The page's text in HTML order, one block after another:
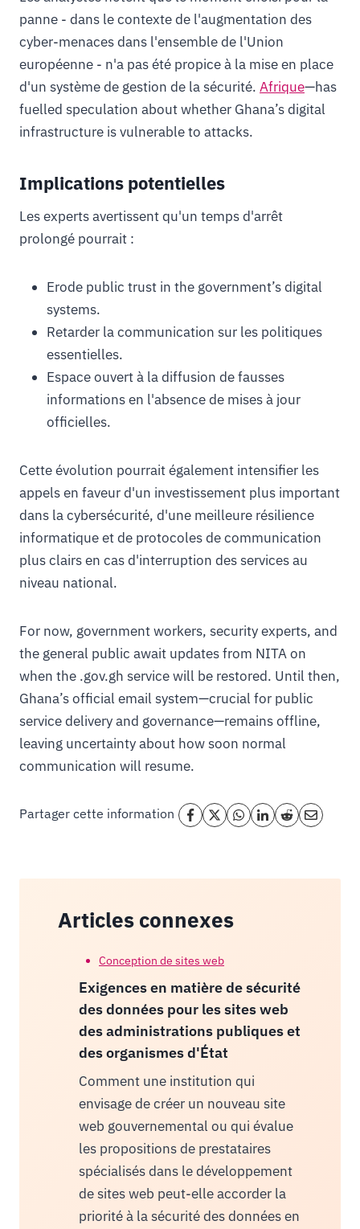
panne - dans le contexte de l'augmentation des
cyber-menaces dans l'ensemble de l'Union
européenne - n'a pas été propice à la mise en place
d'un système de gestion de la sécurité. Afrique—has
fuelled speculation about whether Ghana’s digital
infrastructure is vulnerable to attacks.
Implications potentielles
Les experts avertissent qu'un temps d'arrêt
prolongé pourrait :
Erode public trust in the government’s digital
systems.
Retarder la communication sur les politiques
essentielles.
Espace ouvert à la diffusion de fausses
informations en l'absence de mises à jour
officielles.
Cette évolution pourrait également intensifier les
appels en faveur d'un investissement plus important
dans la cybersécurité, d'une meilleure résilience
informatique et de protocoles de communication
plus clairs en cas d'interruption des services au
niveau national.
For now, government workers, security experts, and
the general public await updates from NITA on
when the .gov.gh service will be restored. Until then,
Ghana’s official email system—crucial for public
service delivery and governance—remains offline,
leaving uncertainty about how soon normal
communication will resume.
Partager cette information
Articles connexes
Conception de sites web
Exigences en matière de sécurité
des données pour les sites web
des administrations publiques et
des organismes d'État
Comment une institution qui
envisage de créer un nouveau site
web gouvernemental ou qui évalue
les propositions de prestataires
spécialisés dans le développement
de sites web peut-elle accorder la
priorité à la sécurité des données en